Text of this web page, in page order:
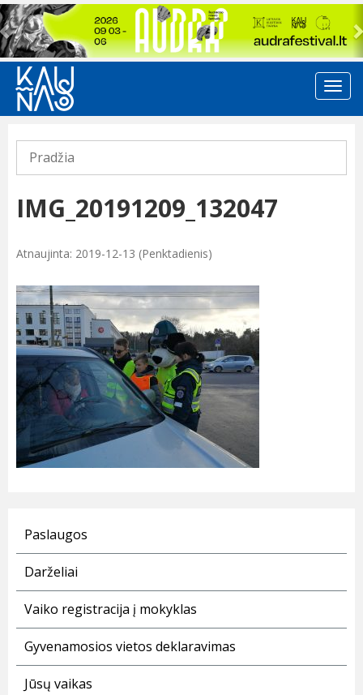
Previous
Pradžia
IMG_20191209_132047
Atnaujinta: 2019-12-13 (Penktadienis)
Paslaugos
Darželiai
Vaiko registracija į mokyklas
Gyvenamosios vietos deklaravimas
Jūsų vaikas